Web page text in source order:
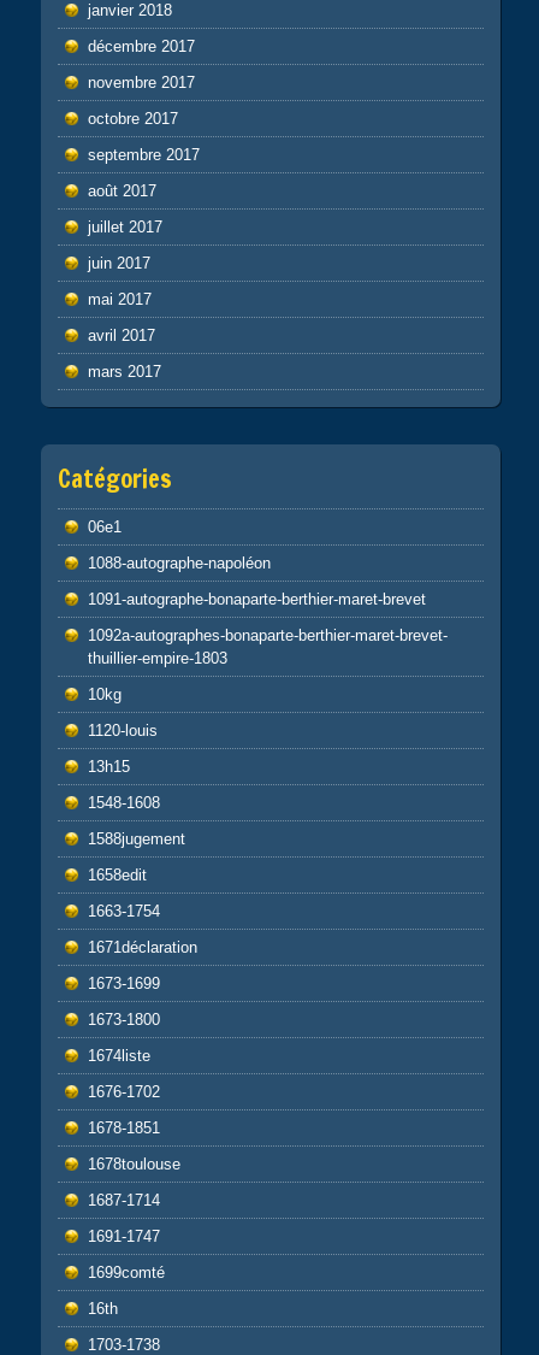
janvier 2018
décembre 2017
novembre 2017
octobre 2017
septembre 2017
août 2017
juillet 2017
juin 2017
mai 2017
avril 2017
mars 2017
Catégories
06e1
1088-autographe-napoléon
1091-autographe-bonaparte-berthier-maret-brevet
1092a-autographes-bonaparte-berthier-maret-brevet-
thuillier-empire-1803
10kg
1120-louis
13h15
1548-1608
1588jugement
1658edit
1663-1754
1671déclaration
1673-1699
1673-1800
1674liste
1676-1702
1678-1851
1678toulouse
1687-1714
1691-1747
1699comté
16th
1703-1738